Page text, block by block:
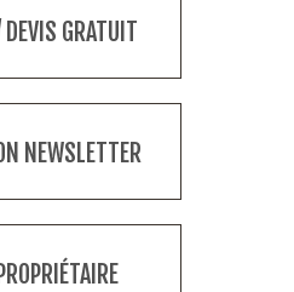
GRATUIT
NEWSLETTER